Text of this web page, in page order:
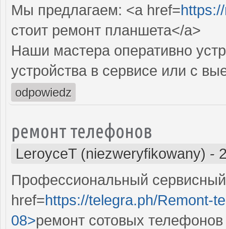
Мы предлагаем: <a href=
стоит ремонт планшета</a>
Наши мастера оперативно
устройства в сервисе или с
odpowiedz
ремонт телефонов
LeroyceT (niezweryfikowany) -
Профессиональный
href=https://telegra.ph/Remont-
08>ремонт сотовых